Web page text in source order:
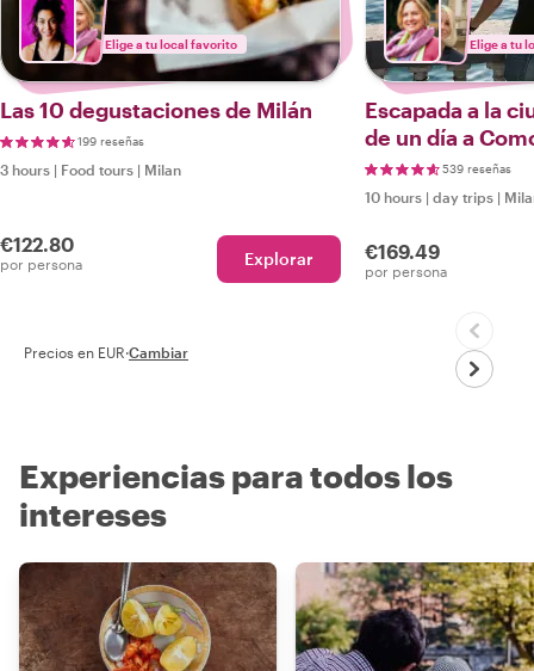
Elige a tu local favorito
Las 10 degustaciones de Milán
199 reseñas
3 hours | Food tours | Milan
€122.80
por persona Explorar
Elige a tu
Escapada a la
de un día a
Lugano desde
539 reseñas
10 hours | day trips |
€169.49
por persona
Precios en EUR·Cambiar
Experiencias para todos los
intereses